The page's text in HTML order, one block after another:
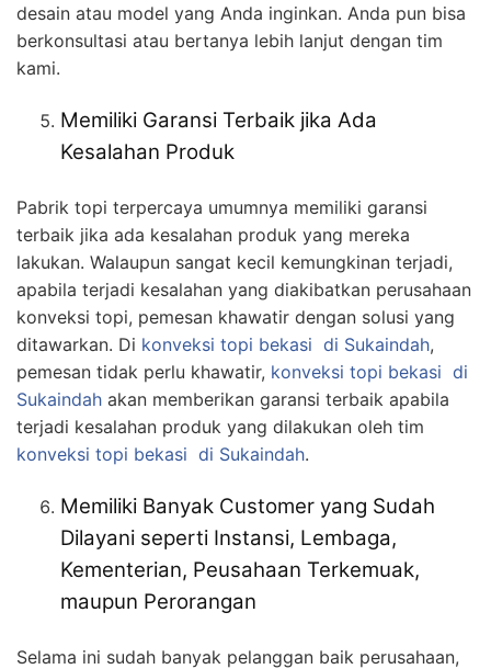
desain atau model yang Anda inginkan. Anda pun bisa
berkonsultasi atau bertanya lebih lanjut dengan tim
kami.
Memiliki Garansi Terbaik jika Ada
Kesalahan Produk
Pabrik topi terpercaya umumnya memiliki garansi
terbaik jika ada kesalahan produk yang mereka
lakukan. Walaupun sangat kecil kemungkinan terjadi,
apabila terjadi kesalahan yang diakibatkan perusahaan
konveksi topi, pemesan khawatir dengan solusi yang
ditawarkan. Di konveksi topi bekasi di Sukaindah,
pemesan tidak perlu khawatir, konveksi topi bekasi di
Sukaindah akan memberikan garansi terbaik apabila
terjadi kesalahan produk yang dilakukan oleh tim
konveksi topi bekasi di Sukaindah.
Memiliki Banyak Customer yang Sudah
Dilayani seperti Instansi, Lembaga,
Kementerian, Peusahaan Terkemuak,
maupun Perorangan
Selama ini sudah banyak pelanggan baik perusahaan,